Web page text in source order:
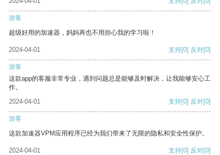
游客
超级好用的加速器，妈妈再也不用担心我的学习啦！
2024-04-01 支持[0] 反对[0]
游客
这款app的客服非常专业，遇到问题总是能够及时解决，让我能够安心工
作。
2024-04-01
支持[0] 反对[0]
游客
这款加速器VPM应用程序已经为我们带来了无限的隐私和安全性保护。
2024-04-01 支持[0] 反对[0]